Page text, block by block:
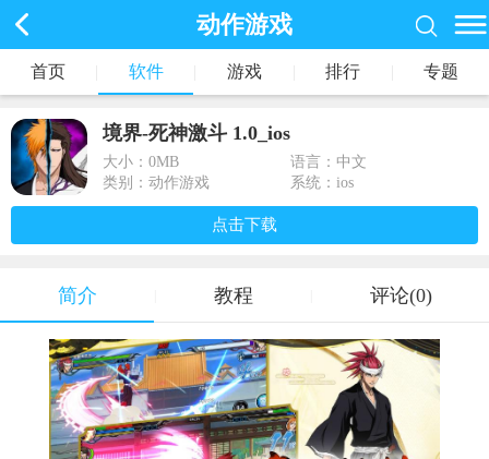
动作游戏
首页 软件 游戏 排行 专题
境界-死神激斗 1.0_ios
大小： 0MB
语言：中文
类别：动作游戏
系统：ios
点击下载
简介 教程 评论(0)